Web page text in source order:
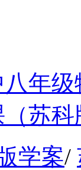
年
（苏
学案/